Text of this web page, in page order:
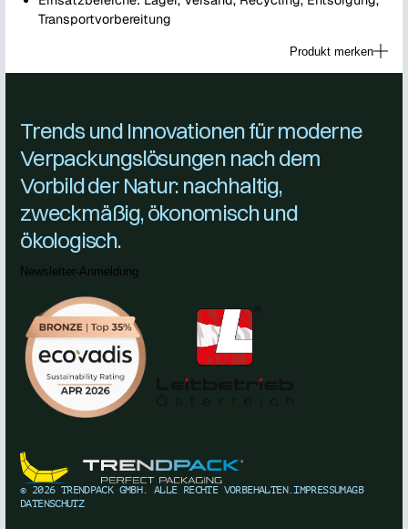
Transportvorbereitung
Produkt merken
Trends und Innovationen für moderne
Verpackungslösungen nach dem
Vorbild der Natur: nachhaltig,
zweckmäßig, ökonomisch und
ökologisch.
Newsletter-Anmeldung
© 2026TRENDPACK GMBH. ALLE RECHTE VORBEHALTEN.IMPRESSUMAGB
DATENSCHUTZ